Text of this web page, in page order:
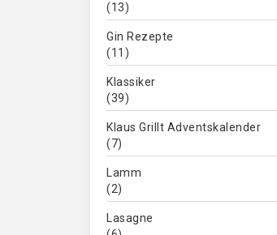
(13)
Gin Rezepte
(11)
Klassiker
(39)
Klaus Grillt Adventskalender
(7)
Lamm
(2)
Lasagne